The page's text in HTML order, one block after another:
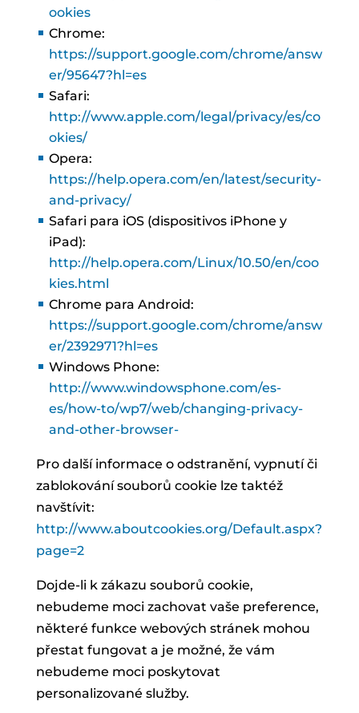
ookies
Chrome:
https://support.google.com/chrome/answ
er/95647?hl=es
Safari:
http://www.apple.com/legal/privacy/es/co
okies/
Opera:
https://help.opera.com/en/latest/security-
and-privacy/
Safari para iOS (dispositivos iPhone y
iPad):
http://help.opera.com/Linux/10.50/en/coo
kies.html
Chrome para Android:
https://support.google.com/chrome/answ
er/2392971?hl=es
Windows Phone:
http://www.windowsphone.com/es-
es/how-to/wp7/web/changing-privacy-
and-other-browser-
Pro další informace o odstranění, vypnutí či
zablokování souborů cookie lze taktéž
navštívit:
http://www.aboutcookies.org/Default.aspx?
page=2
Dojde-li k zákazu souborů cookie,
nebudeme moci zachovat vaše preference,
některé funkce webových stránek mohou
přestat fungovat a je možné, že vám
nebudeme moci poskytovat
personalizované služby.